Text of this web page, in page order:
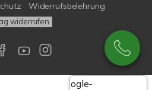
Widerrufsbelehrung
widerrufen
Google-